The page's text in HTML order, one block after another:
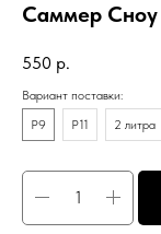
Саммер Сноу
550 р.
Вариант поставки:
P9
P11 2 литра